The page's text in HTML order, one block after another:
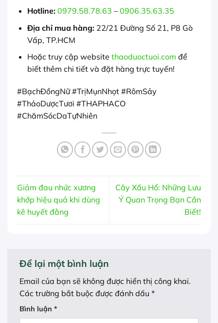
Hotline: 0979.58.78.63 – 0906.35.63.35
Địa chỉ mua hàng:22/21 Đường Số 21, P8 Gò
Vấp, TP.HCM
Hoặc truy cập website thaoduoctuoi.com để
biết thêm chi tiết và đặt hàng trực tuyến!
#BạchĐồngNữ #TrịMụnNhọt #RômSảy
#ThảoDượcTươi #THAPHACO
#ChămSócDaTựNhiên
Giảm đau nhức xương
khớp hiệu quả khi dùng
kê huyết đằng
Cây Xấu Hổ: Những Lưu
Ý Quan Trọng Bạn Cần
Biết!
Để lại một bình luận
Email của bạn sẽ không được hiển thị công khai.
Các trường bắt buộc được đánh dấu *
Bình luận *